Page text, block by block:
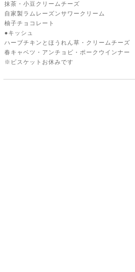
抹茶・小豆クリームチーズ
自家製ラムレーズンサワークリーム
柚子チョコレート
●キッシュ
ハーブチキンとほうれん草・クリームチーズ
春キャベツ・アンチョビ・ポークウインナー
※ビスケットお休みです